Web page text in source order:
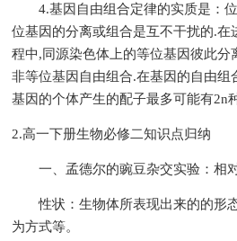
4.基因自由组合定律的实质是：位
位基因的分离或组合是互不干扰的.
程中,同源染色体上的等位基因彼此分
非等位基因自由组合.在基因的自由组
基因的个体产生的配子最多可能有2n
2.高一下册生物必修二知识点归纳
一、孟德尔的豌豆杂交实验：相
性状：生物体所表现出来的的形
为方式等。